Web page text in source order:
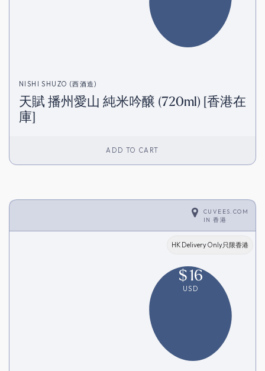
NISHI SHUZO (西酒造)
天賦 播州愛山 純米吟醸 (720ml) [香港在
庫]
ADD TO CART
CUVEES.COM
IN香港
HK Delivery Only只限香港
$16
USD